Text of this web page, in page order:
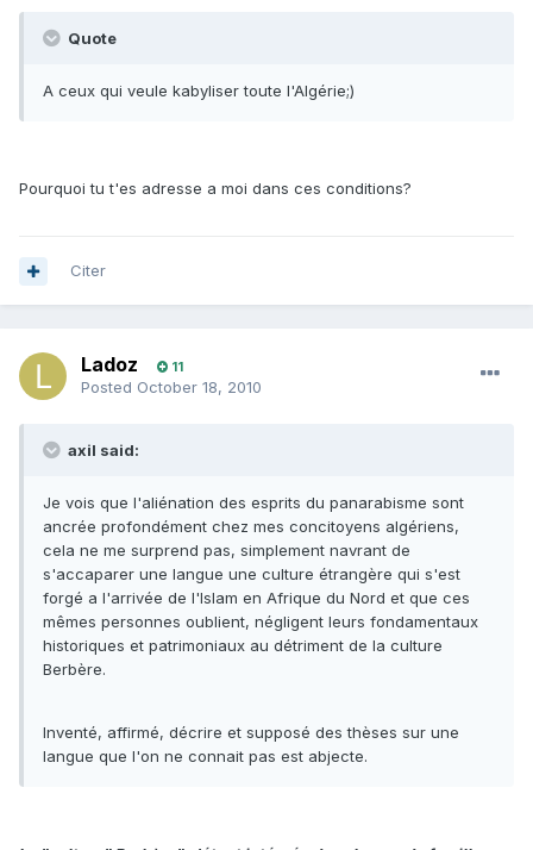
Quote
A ceux qui veule kabyliser toute l'Algérie;)
Pourquoi tu t'es adresse a moi dans ces conditions?
Citer
Ladoz 11
Posted October 18, 2010
axil said:
Je vois que l'aliénation des esprits du panarabisme sont
ancrée profondément chez mes concitoyens algériens,
cela ne me surprend pas, simplement navrant de
s'accaparer une langue une culture étrangère qui s'est
forgé a l'arrivée de l'Islam en Afrique du Nord et que ces
mêmes personnes oublient, négligent leurs fondamentaux
historiques et patrimoniaux au détriment de la culture
Berbère.
Inventé, affirmé, décrire et supposé des thèses sur une
langue que l'on ne connait pas est abjecte.